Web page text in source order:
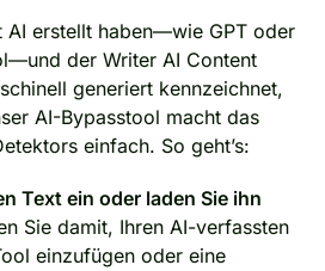
AI erstellt haben—wie GPT oder
der Writer AI Content
generiert kennzeichnet,
AI-Bypasstool macht das
einfach. So geht’s:
Text ein oder laden Sie ihn
Sie damit, Ihren AI-verfassten
einzufügen oder eine